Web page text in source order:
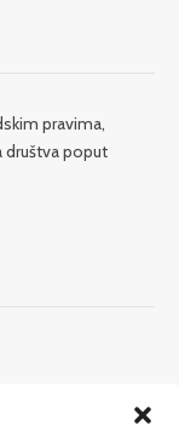
pravima,
društva poput